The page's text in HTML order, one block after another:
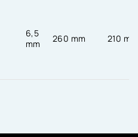
6,5
mm
260 mm 210 mm